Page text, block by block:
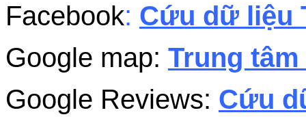
Facebook: Cứu dữ liệu
Google map: Trung
Google Reviews: Cứu